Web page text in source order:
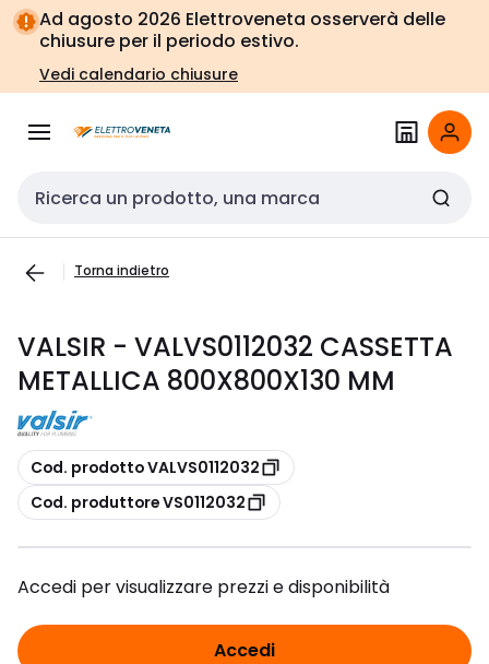
Vai alla
navigazione
Vai
alla
pagina
Ad agosto 2026 Elettroveneta osserverà delle
chiusure per il periodo estivo.
Vedi calendario chiusure
Cerca input
Torna indietro
VALSIR - VALVS0112032 CASSETTA
METALLICA 800X800X130 MM
copia
Cod. prodotto VALVS0112032
copia
Cod. produttore VS0112032
Accedi per visualizzare prezzi e disponibilità
Accedi